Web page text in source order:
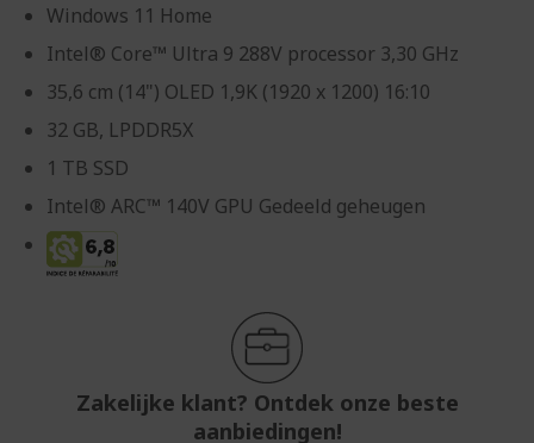
Windows 11 Home
Intel® Core™ Ultra 9 288V processor 3,30 GHz
35,6 cm (14") OLED 1,9K (1920 x 1200) 16:10
32 GB, LPDDR5X
1 TB SSD
Intel® ARC™ 140V GPU Gedeeld geheugen
Zakelijke klant? Ontdek onze beste
aanbiedingen!